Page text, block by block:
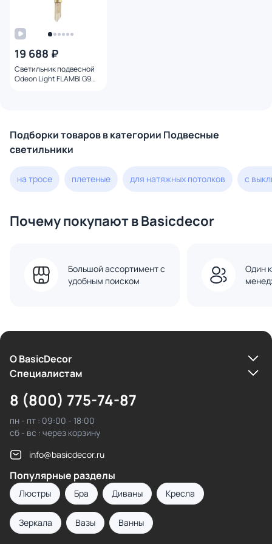
19 688 ₽
Светильник подвесной
Odeon Light FLAMBI G9
Подборки товаров в категории Подвесные
светильники
на тросе плетеные для натяжных потолков с
Почему покупают в Basicdecor
Большой ассортимент с
удобным поиском
Один
О BasicDecor
Cпециалистам
8 (800) 775-74-87
пн - пт : 09:00 - 18:00
сб - вс : через корзину
info@basicdecor.ru
Популярные разделы
Люстры Бра Диваны Кресла
Зеркала Вазы Ванны